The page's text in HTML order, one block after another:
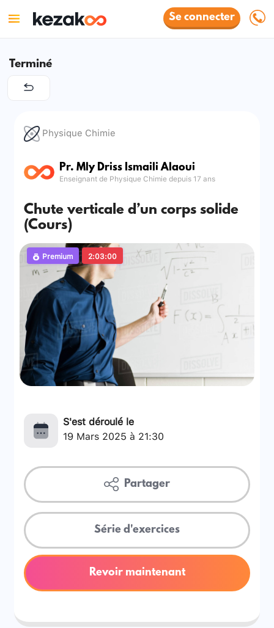
Se connecter
Terminé
Physique Chimie
Pr. Mly Driss Ismaili Alaoui
Enseignant de Physique Chimie depuis 17 ans
Chute verticale d’un corps solide
(Cours)
Premium 2:03:00
S'est déroulé le
19 Mars 2025 à 21:30
Partager
Série d'exercices
Revoir maintenant